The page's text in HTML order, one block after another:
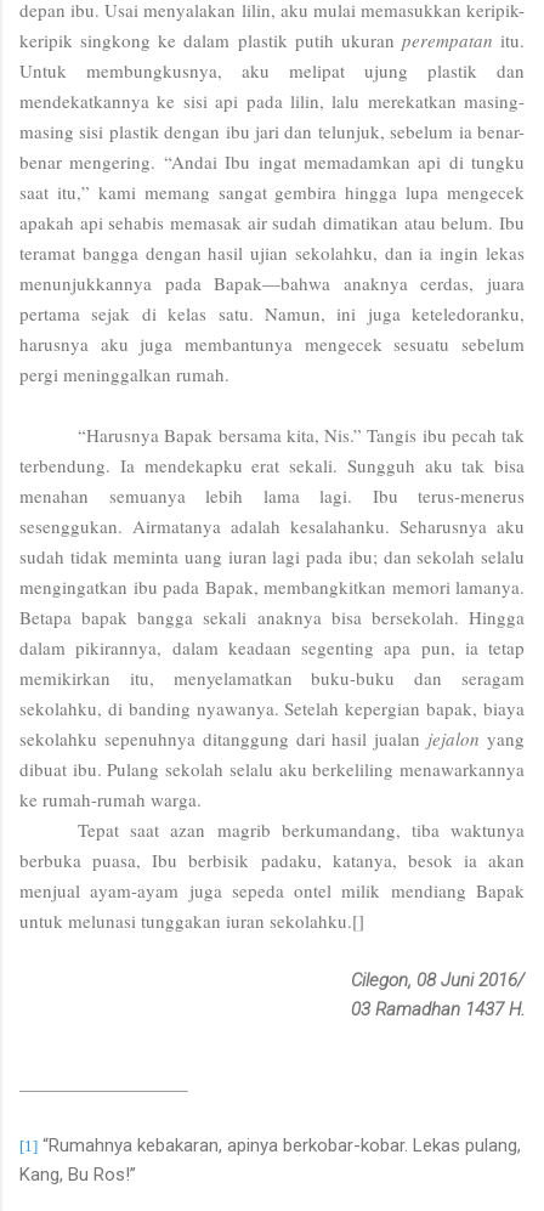
depan ibu. Usai menyalakan lilin, aku mulai memasukkan keripik-
keripik singkong ke dalam plastik putih ukuran perempatan itu.
Untuk membungkusnya, aku melipat ujung plastik dan
mendekatkannya ke sisi api pada lilin, lalu merekatkan masing-
masing sisi plastik dengan ibu jari dan telunjuk, sebelum ia benar-
benar mengering. “Andai Ibu ingat memadamkan api di tungku
saat itu,” kami memang sangat gembira hingga lupa mengecek
apakah api sehabis memasak air sudah dimatikan atau belum. Ibu
teramat bangga dengan hasil ujian sekolahku, dan ia ingin lekas
menunjukkannya pada Bapak—bahwa anaknya cerdas, juara
pertama sejak di kelas satu. Namun, ini juga keteledoranku,
harusnya aku juga membantunya mengecek sesuatu sebelum
pergi meninggalkan rumah.
“Harusnya Bapak bersama kita, Nis.” Tangis ibu pecah tak
terbendung. Ia mendekapku erat sekali. Sungguh aku tak bisa
menahan semuanya lebih lama lagi. Ibu terus-menerus
sesenggukan. Airmatanya adalah kesalahanku. Seharusnya aku
sudah tidak meminta uang iuran lagi pada ibu; dan sekolah selalu
mengingatkan ibu pada Bapak, membangkitkan memori lamanya.
Betapa bapak bangga sekali anaknya bisa bersekolah. Hingga
dalam pikirannya, dalam keadaan segenting apa pun, ia tetap
memikirkan itu, menyelamatkan buku-buku dan seragam
sekolahku, di banding nyawanya. Setelah kepergian bapak, biaya
sekolahku sepenuhnya ditanggung dari hasil jualan jejalon yang
dibuat ibu. Pulang sekolah selalu aku berkeliling menawarkannya
ke rumah-rumah warga.
Tepat saat azan magrib berkumandang, tiba waktunya
berbuka puasa, Ibu berbisik padaku, katanya, besok ia akan
menjual ayam-ayam juga sepeda ontel milik mendiang Bapak
untuk melunasi tunggakan iuran sekolahku.[]
Cilegon, 08 Juni 2016/
03 Ramadhan 1437 H.
[1] “Rumahnya kebakaran, apinya berkobar-kobar. Lekas pulang,
Kang, Bu Ros!”